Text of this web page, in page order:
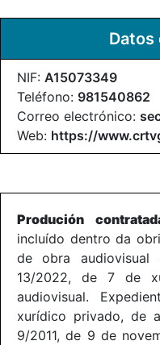
NIF: A15073349
Teléfono: 981540862
Correo electrónico:
Web: https://
Produción
incluído dentro da
de obra audiovisual
13/2022, de 7 de
audiovisual.
xurídico privado, de
9/2011, de 9 de